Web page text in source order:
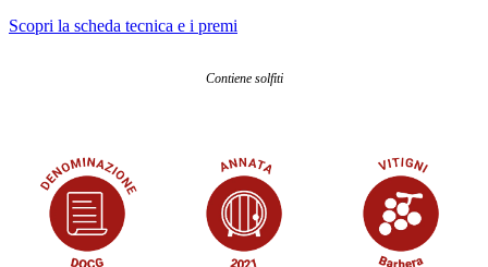
Scopri la scheda tecnica e i premi
Contiene solfiti